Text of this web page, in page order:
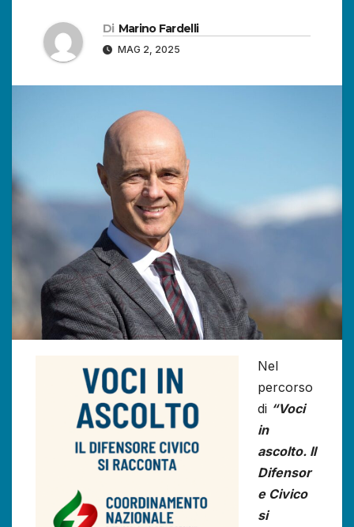
Di Marino Fardelli
MAG 2, 2025
Nel
percorso
di “Voci
in
ascolto. Il
Difensor
e Civico
si